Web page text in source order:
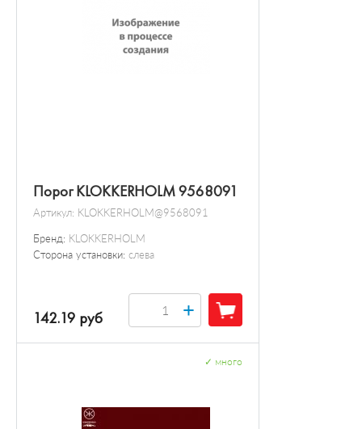
Порог KLOKKERHOLM 9568091
Артикул: KLOKKERHOLM@9568091
Бренд: KLOKKERHOLM
Сторона установки: слева
142.19 руб +
много